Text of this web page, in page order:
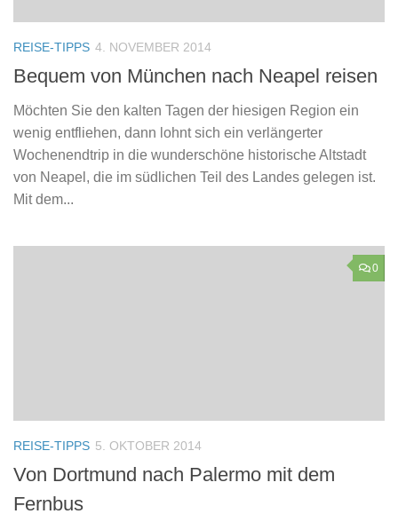
REISE-TIPPS 4. NOVEMBER 2014
Bequem von München nach Neapel reisen
Möchten Sie den kalten Tagen der hiesigen Region ein
wenig entfliehen, dann lohnt sich ein verlängerter
Wochenendtrip in die wunderschöne historische Altstadt
von Neapel, die im südlichen Teil des Landes gelegen ist.
Mit dem...
0
REISE-TIPPS 5. OKTOBER 2014
Von Dortmund nach Palermo mit dem
Fernbus